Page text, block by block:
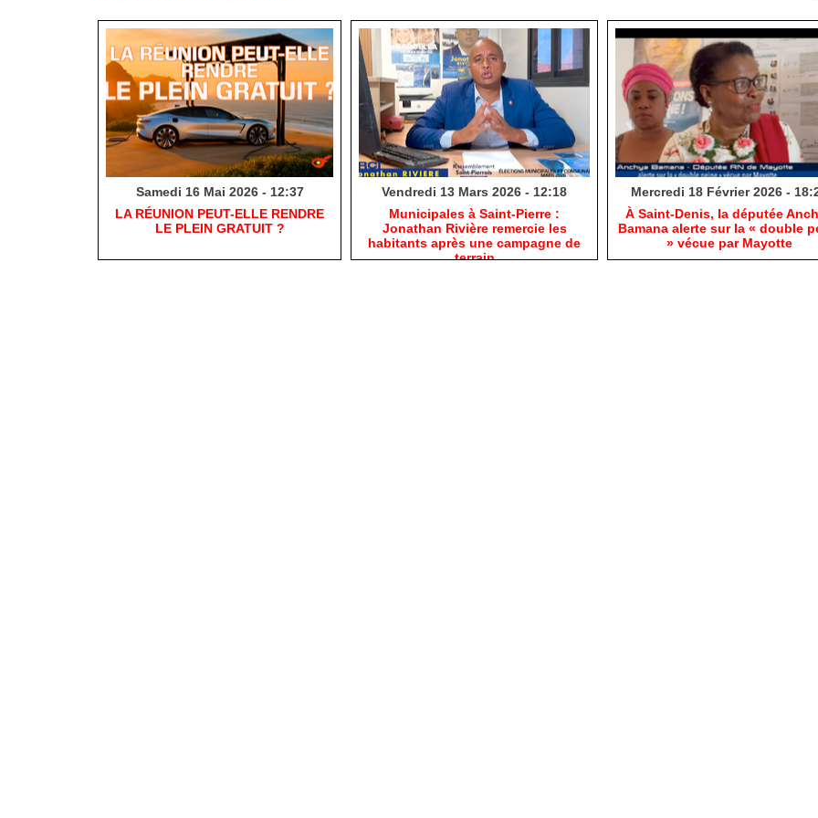
Samedi 16 Mai 2026 - 12:37
​LA RÉUNION PEUT-ELLE RENDRE
LE PLEIN GRATUIT ?
Vendredi 13 Mars 2026 - 12:18
​Municipales à Saint-Pierre :
Jonathan Rivière remercie les
habitants après une campagne de
terrain
Mercredi 18 Février 2026 -
​À Saint-Denis, la députée
Bamana alerte sur la « double
» vécue par Mayotte